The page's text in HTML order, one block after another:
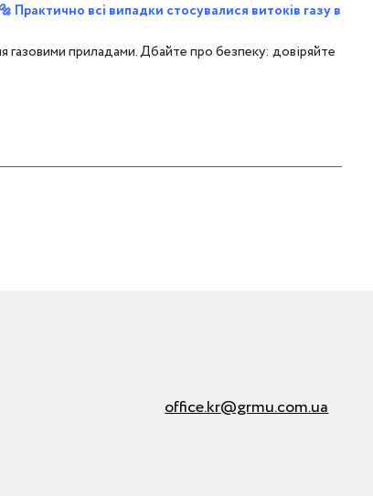
Практично всі випадки стосувалися витоків газу в
газовими приладами. Дбайте про безпеку: довіряйте
office.kr@grmu.com.ua